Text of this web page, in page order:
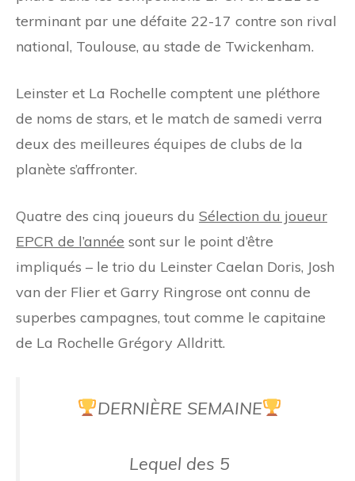
terminant par une défaite 22-17 contre son rival
national, Toulouse, au stade de Twickenham.
Leinster et La Rochelle comptent une pléthore
de noms de stars, et le match de samedi verra
deux des meilleures équipes de clubs de la
planète s’affronter.
Quatre des cinq joueurs du Sélection du joueur
EPCR de l’année sont sur le point d’être
impliqués – le trio du Leinster Caelan Doris, Josh
van der Flier et Garry Ringrose ont connu de
superbes campagnes, tout comme le capitaine
de La Rochelle Grégory Alldritt.
DERNIÈRE SEMAINE
Lequel des 5